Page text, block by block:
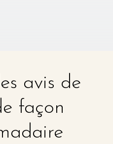
avis de
façon